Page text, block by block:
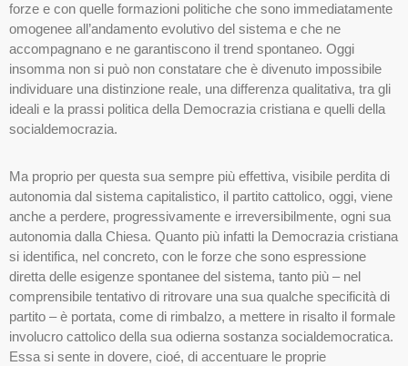
forze e con quelle formazioni politiche che sono immediatamente
omogenee all’andamento evolutivo del sistema e che ne
accompagnano e ne garantiscono il trend spontaneo. Oggi
insomma non si può non constatare che è divenuto impossibile
individuare una distinzione reale, una differenza qualitativa, tra gli
ideali e la prassi politica della Democrazia cristiana e quelli della
socialdemocrazia.
Ma proprio per questa sua sempre più effettiva, visibile perdita di
autonomia dal sistema capitalistico, il partito cattolico, oggi, viene
anche a perdere, progressivamente e irreversibilmente, ogni sua
autonomia dalla Chiesa. Quanto più infatti la Democrazia cristiana
si identifica, nel concreto, con le forze che sono espressione
diretta delle esigenze spontanee del sistema, tanto più – nel
comprensibile tentativo di ritrovare una sua qualche specificità di
partito – è portata, come di rimbalzo, a mettere in risalto il formale
involucro cattolico della sua odierna sostanza socialdemocratica.
Essa si sente in dovere, cioé, di accentuare le proprie